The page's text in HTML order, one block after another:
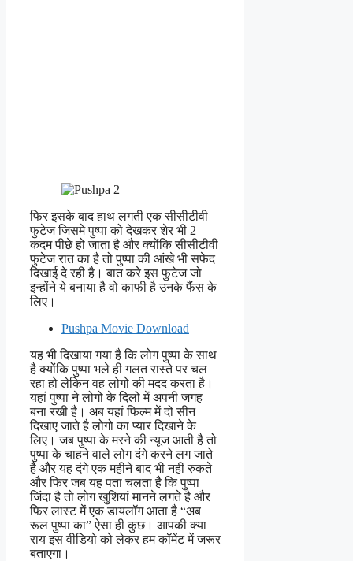
फिर इसके बाद हाथ लगती एक सीसीटीवी
फुटेज जिसमे पुष्पा को देखकर शेर भी 2
कदम पीछे हो जाता है और क्योंकि सीसीटीवी
फुटेज रात का है तो पुष्पा की आंखे भी सफेद
दिखाई दे रही है। बात करे इस फुटेज जो
इन्होंने ये बनाया है वो काफी है उनके फैंस के
लिए।
Pushpa Movie Download
यह भी दिखाया गया है कि लोग पुष्पा के साथ
है क्योंकि पुष्पा भले ही गलत रास्ते पर चल
रहा हो लेकिन वह लोगो की मदद करता है।
यहां पुष्पा ने लोगो के दिलो में अपनी जगह
बना रखी है। अब यहां फिल्म में दो सीन
दिखाए जाते है लोगो का प्यार दिखाने के
लिए। जब पुष्पा के मरने की न्यूज आती है तो
पुष्पा के चाहने वाले लोग दंगे करने लग जाते
है और यह दंगे एक महीने बाद भी नहीं रुकते
और फिर जब यह पता चलता है कि पुष्पा
जिंदा है तो लोग खुशियां मानने लगते है और
फिर लास्ट में एक डायलॉग आता है “अब
रूल पुष्पा का” ऐसा ही कुछ। आपकी क्या
राय इस वीडियो को लेकर हम कॉमेंट में जरूर
बताएगा।